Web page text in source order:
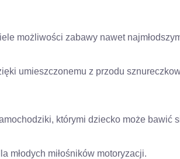
możliwości zabawy nawet
umieszczonemu z przodu
którymi dziecko może bawić
młodych miłośników motoryzacji.